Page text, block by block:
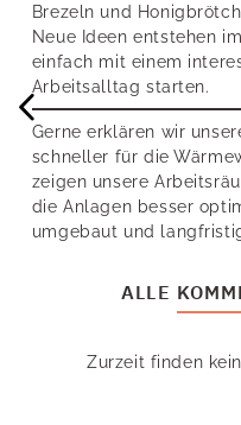
Brezeln und
Neue Ideen entstehen
einfach mit einem
Arbeitsalltag starten.
Gerne erklären wir
schneller für die
zeigen unsere
die Anlagen besser
umgebaut und
ALLE
Zurzeit finden